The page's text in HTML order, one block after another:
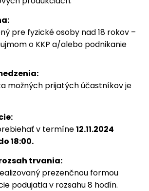
pre fyzické osoby nad 18 rokov –
o KKP a/alebo podnikanie
možných prijatých účastníkov je
v termíne12.11.2024
18:00.
trvania:
prezenčnou formou
podujatia v rozsahu 8 hodín.